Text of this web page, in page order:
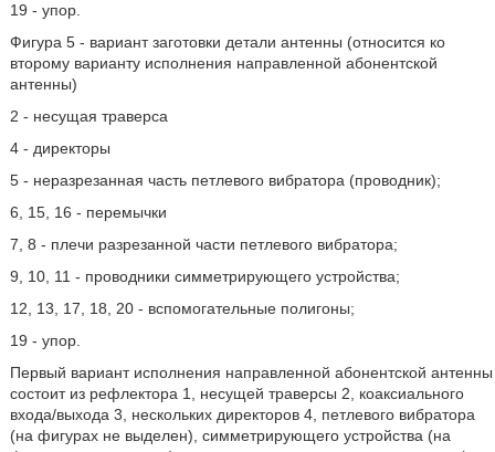
19 - упор.
Фигура 5 - вариант заготовки детали антенны (относится ко
второму варианту исполнения направленной абонентской
антенны)
2 - несущая траверса
4 - директоры
5 - неразрезанная часть петлевого вибратора (проводник);
6, 15, 16 - перемычки
7, 8 - плечи разрезанной части петлевого вибратора;
9, 10, 11 - проводники симметрирующего устройства;
12, 13, 17, 18, 20 - вспомогательные полигоны;
19 - упор.
Первый вариант исполнения направленной абонентской антенны
состоит из рефлектора 1, несущей траверсы 2, коаксиального
входа/выхода 3, нескольких директоров 4, петлевого вибратора
(на фигурах не выделен), симметрирующего устройства (на